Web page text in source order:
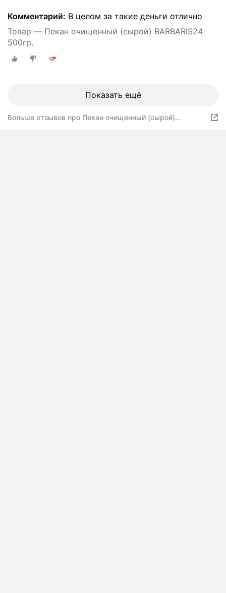
Комментарий: В целом за такие деньги отлично
Товар — Пекан очищенный (сырой) BARBARIS24
500гр.
Показать ещё
Больше отзывов про Пекан очищенный (сырой)